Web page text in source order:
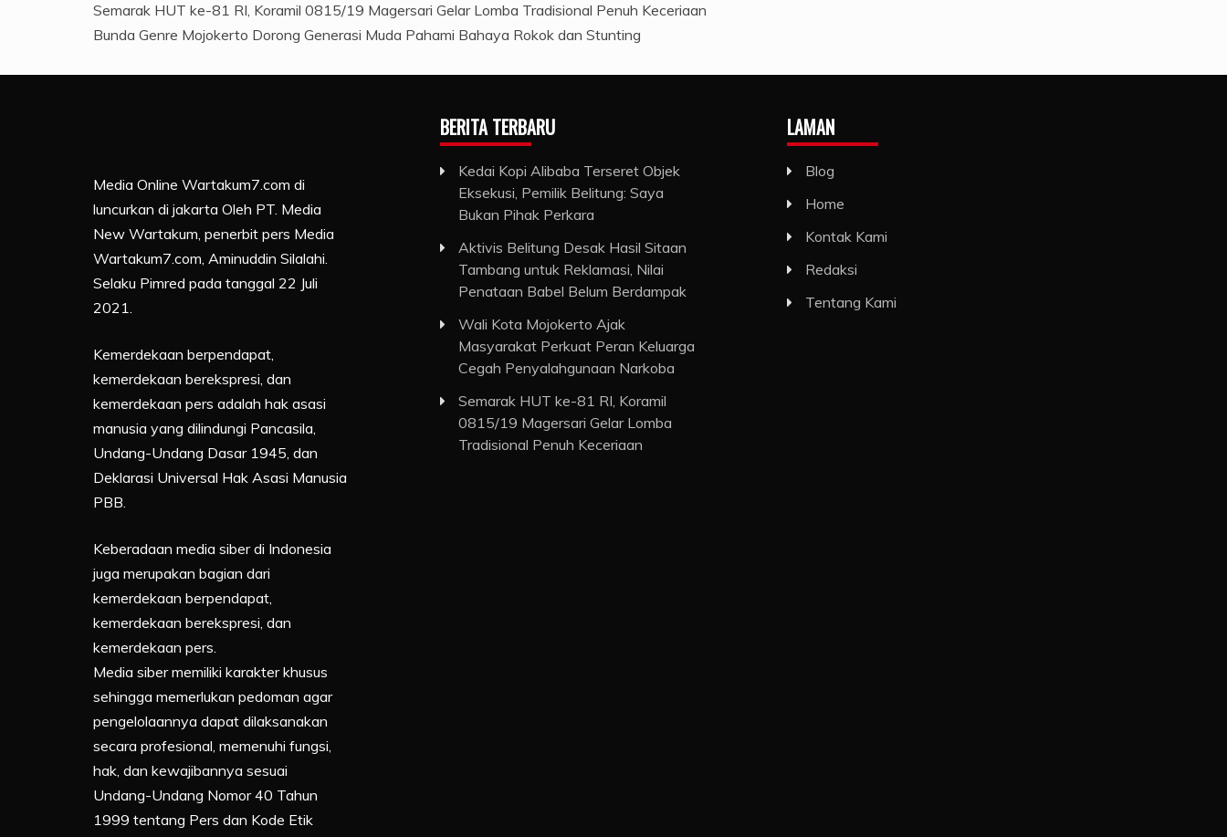
Semarak HUT ke-81 RI, Koramil 0815/19 Magersari Gelar Lomba Tradisional Penuh Keceriaan
Bunda Genre Mojokerto Dorong Generasi Muda Pahami Bahaya Rokok dan Stunting
Media Online Wartakum7.com di
luncurkan di jakarta Oleh PT. Media
New Wartakum, penerbit pers Media
Wartakum7.com, Aminuddin Silalahi.
Selaku Pimred pada tanggal 22 Juli
2021.
Kemerdekaan berpendapat,
kemerdekaan berekspresi, dan
kemerdekaan pers adalah hak asasi
manusia yang dilindungi Pancasila,
Undang-Undang Dasar 1945, dan
Deklarasi Universal Hak Asasi Manusia
PBB.
Keberadaan media siber di Indonesia
juga merupakan bagian dari
kemerdekaan berpendapat,
kemerdekaan berekspresi, dan
kemerdekaan pers.
Media siber memiliki karakter khusus
sehingga memerlukan pedoman agar
pengelolaannya dapat dilaksanakan
secara profesional, memenuhi fungsi,
hak, dan kewajibannya sesuai
Undang-Undang Nomor 40 Tahun
1999 tentang Pers dan Kode Etik
BERITA TERBARU
Kedai Kopi Alibaba Terseret Objek
Eksekusi, Pemilik Belitung: Saya
Bukan Pihak Perkara
Aktivis Belitung Desak Hasil Sitaan
Tambang untuk Reklamasi, Nilai
Penataan Babel Belum Berdampak
Wali Kota Mojokerto Ajak
Masyarakat Perkuat Peran Keluarga
Cegah Penyalahgunaan Narkoba
Semarak HUT ke-81 RI, Koramil
0815/19 Magersari Gelar Lomba
Tradisional Penuh Keceriaan
LAMAN
Blog
Home
Kontak Kami
Redaksi
Tentang Kami